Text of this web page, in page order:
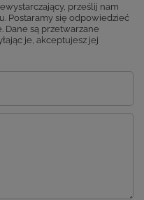
prześlij nam
Postaramy się odpowiedzieć
Dane są przetwarzane
je, akceptujesz jej